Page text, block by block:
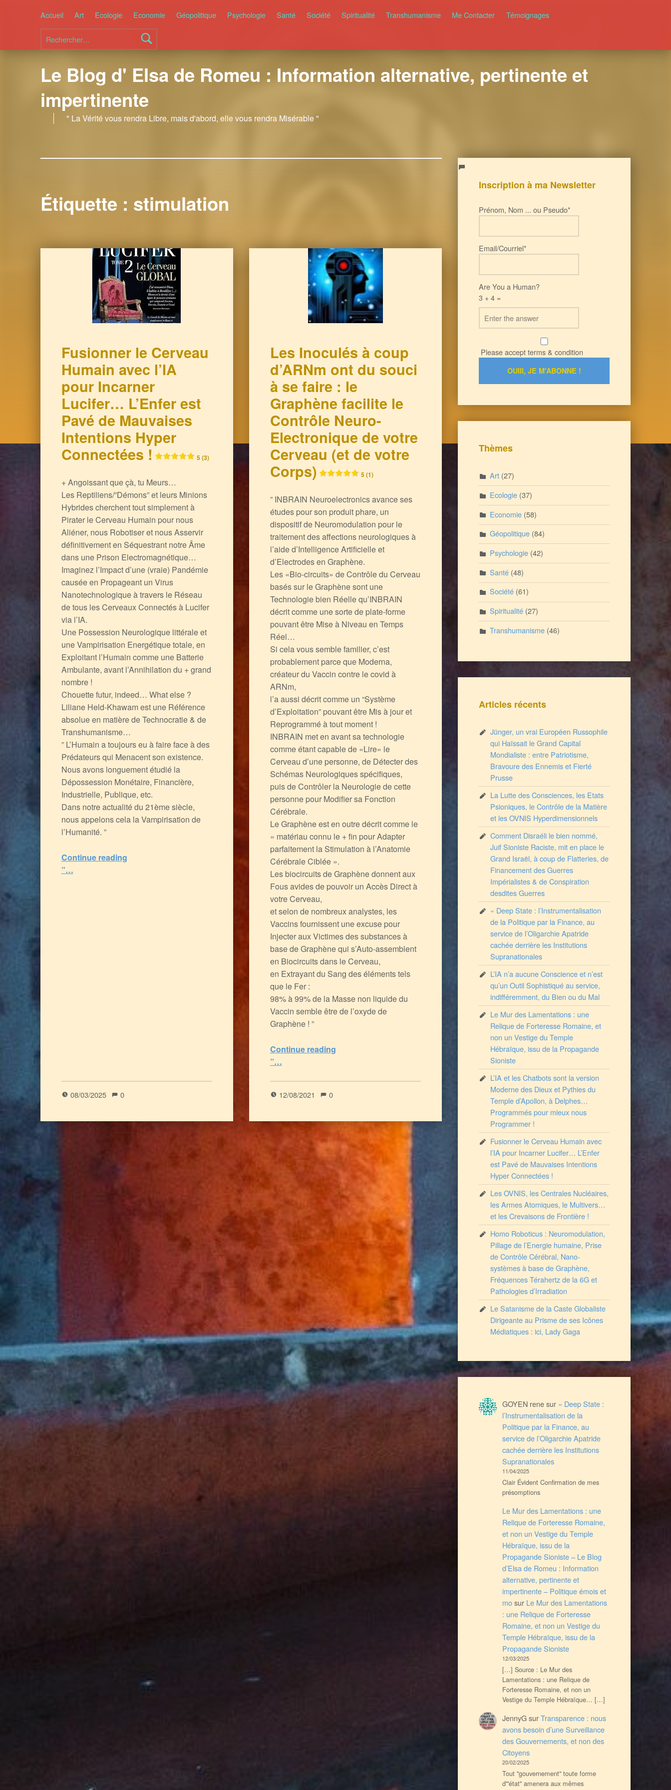
Rechercher :
Accueil Art Ecologie Economie Géopolitique Psychologie Santé Société Spiritualité Transhumanisme Me Contacter Témoignages
Le Blog d' Elsa de Romeu : Information alternative, pertinente et
impertinente
" La Vérité vous rendra Libre, mais d'abord, elle vous rendra Misérable "
Étiquette : stimulation
Fusionner le Cerveau
Humain avec l’IA
pour Incarner
Lucifer… L’Enfer est
Pavé de Mauvaises
Intentions Hyper
Connectées !
5 (3)
+ Angoissant que çà, tu Meurs…
Les Reptiliens/”Démons” et leurs Minions
Hybrides cherchent tout simplement à
Pirater le Cerveau Humain pour nous
Aliéner, nous Robotiser et nous Asservir
définitivement en Séquestrant notre Âme
dans une Prison Electromagnétique…
Imaginez l’Impact d’une (vraie) Pandémie
causée en Propageant un Virus
Nanotechnologique à travers le Réseau
de tous les Cerveaux Connectés à Lucifer
via l’IA.
Une Possession Neurologique littérale et
une Vampirisation Energétique totale, en
Exploitant l’Humain comme une Batterie
Ambulante, avant l’Annihilation du + grand
nombre !
Chouette futur, indeed… What else ?
Liliane Held-Khawam est une Référence
absolue en matière de Technocratie & de
Transhumanisme…
” L’Humain a toujours eu à faire face à des
Prédateurs qui Menacent son existence.
Nous avons longuement étudié la
Dépossession Monétaire, Financière,
Industrielle, Publique, etc.
Dans notre actualité du 21ème siècle,
nous appelons cela la Vampirisation de
l’Humanité. ”
Continue reading“Fusionner le Cerveau Humain avec l’IA pour Incarner Lucifer… L’Enfer est Pavé de Mauvaises Intentions Hyper Connectées !
”…
08/03/2025 0
Les Inoculés à coup
d’ARNm ont du souci
à se faire : le
Graphène facilite le
Contrôle Neuro-
Electronique de votre
Cerveau (et de votre
Corps)
5 (1)
” INBRAIN Neuroelectronics avance ses
études pour son produit phare, un
dispositif de Neuromodulation pour le
traitement des affections neurologiques à
l’aide d’Intelligence Artificielle et
d’Electrodes en Graphène.
Les «Bio-circuits» de Contrôle du Cerveau
basés sur le Graphène sont une
Technologie bien Réelle qu’INBRAIN
décrit comme une sorte de plate-forme
pouvant être Mise à Niveau en Temps
Réel…
Si cela vous semble familier, c’est
probablement parce que Moderna,
créateur du Vaccin contre le covid à
ARNm,
l’a aussi décrit comme un “Système
d’Exploitation” pouvant être Mis à jour et
Reprogrammé à tout moment !
INBRAIN met en avant sa technologie
comme étant capable de «Lire» le
Cerveau d’une personne, de Détecter des
Schémas Neurologiques spécifiques,
puis de Contrôler la Neurologie de cette
personne pour Modifier sa Fonction
Cérébrale.
Le Graphène est en outre décrit comme le
« matériau connu le + fin pour Adapter
parfaitement la Stimulation à l’Anatomie
Cérébrale Ciblée ».
Les biocircuits de Graphène donnent aux
Fous avides de pouvoir un Accès Direct à
votre Cerveau,
et selon de nombreux analystes, les
Vaccins fournissent une excuse pour
Injecter aux Victimes des substances à
base de Graphène qui s’Auto-assemblent
en Biocircuits dans le Cerveau,
en Extrayant du Sang des éléments tels
que le Fer :
98% à 99% de la Masse non liquide du
Vaccin semble être de l’oxyde de
Graphène ! ”
Continue reading
“Les Inoculés à coup d’ARNm ont du souci à se faire : le Graphène facilite le Contrôle Neuro-Electronique de votre Cerveau (et de votre Corps)
”…
12/08/2021 0
Inscription à ma Newsletter
Prénom, Nom ... ou Pseudo*
Email/Courriel*
Are You a Human?
3 + 4 =
Please accept terms & condition
Thèmes
Art(27)
Ecologie(37)
Economie(58)
Géopolitique(84)
Psychologie(42)
Santé(48)
Société(61)
Spiritualité(27)
Transhumanisme(46)
Articles récents
Jünger, un vrai Européen Russophile
qui Haïssait le Grand Capital
Mondialiste : entre Patriotisme,
Bravoure des Ennemis et Fierté
Prusse
La Lutte des Consciences, les Etats
Psioniques, le Contrôle de la Matière
et les OVNIS Hyperdimensionnels
Comment Disraéli le bien nommé,
Juif Sioniste Raciste, mit en place le
Grand Israël, à coup de Flatteries, de
Financement des Guerres
Impérialistes & de Conspiration
desdites Guerres
« Deep State : l’Instrumentalisation
de la Politique par la Finance, au
service de l’Oligarchie Apatride
cachée derrière les Institutions
Supranationales
L’IA n’a aucune Conscience et n’est
qu’un Outil Sophistiqué au service,
indifféremment, du Bien ou du Mal
Le Mur des Lamentations : une
Relique de Forteresse Romaine, et
non un Vestige du Temple
Hébraïque, issu de la Propagande
Sioniste
L’IA et les Chatbots sont la version
Moderne des Dieux et Pythies du
Temple d’Apollon, à Delphes…
Programmés pour mieux nous
Programmer !
Fusionner le Cerveau Humain avec
l’IA pour Incarner Lucifer… L’Enfer
est Pavé de Mauvaises Intentions
Hyper Connectées !
Les OVNIS, les Centrales Nucléaires,
les Armes Atomiques, le Multivers…
et les Crevaisons de Frontière !
Homo Roboticus : Neuromodulation,
Pillage de l’Energie humaine, Prise
de Contrôle Cérébral, Nano-
systèmes à base de Graphène,
Fréquences Térahertz de la 6G et
Pathologies d’Irradiation
Le Satanisme de la Caste Globaliste
Dirigeante au Prisme de ses Icônes
Médiatiques : ici, Lady Gaga
GOYEN renesur « Deep State :
l’Instrumentalisation de la
Politique par la Finance, au
service de l’Oligarchie Apatride
cachée derrière les Institutions
Supranationales
11/04/2025
Clair Évident Confirmation de mes
présomptions
Le Mur des Lamentations : une
Relique de Forteresse Romaine,
et non un Vestige du Temple
Hébraïque, issu de la
Propagande Sioniste – Le Blog
d’Elsa de Romeu : Information
alternative, pertinente et
impertinente – Politique émois et
mosur Le Mur des Lamentations
: une Relique de Forteresse
Romaine, et non un Vestige du
Temple Hébraïque, issu de la
Propagande Sioniste
12/03/2025
[…] Source : Le Mur des
Lamentations : une Relique de
Forteresse Romaine, et non un
Vestige du Temple Hébraïque… […]
JennyGsurTransparence : nous
avons besoin d’une Surveillance
des Gouvernements, et non des
Citoyens
20/02/2025
Tout ''gouvernement'' toute forme
d'''état'' amenera aux mêmes